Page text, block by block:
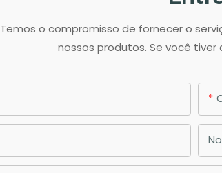
Temos o compromisso de fornecer o
nossos produtos. Se você